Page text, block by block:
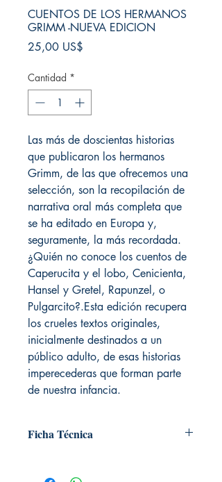
CUENTOS DE LOS HERMANOS
GRIMM -NUEVA EDICION
25,00 US$
Cantidad *
Las más de doscientas historias
que publicaron los hermanos
Grimm, de las que ofrecemos una
selección, son la recopilación de
narrativa oral más completa que
se ha editado en Europa y,
seguramente, la más recordada.
¿Quién no conoce los cuentos de
Caperucita y el lobo, Cenicienta,
Hansel y Gretel, Rapunzel, o
Pulgarcito?.Esta edición recupera
los crueles textos originales,
inicialmente destinados a un
público adulto, de esas historias
imperecederas que forman parte
de nuestra infancia.
Ficha Técnica
Editorial: Alma editorial